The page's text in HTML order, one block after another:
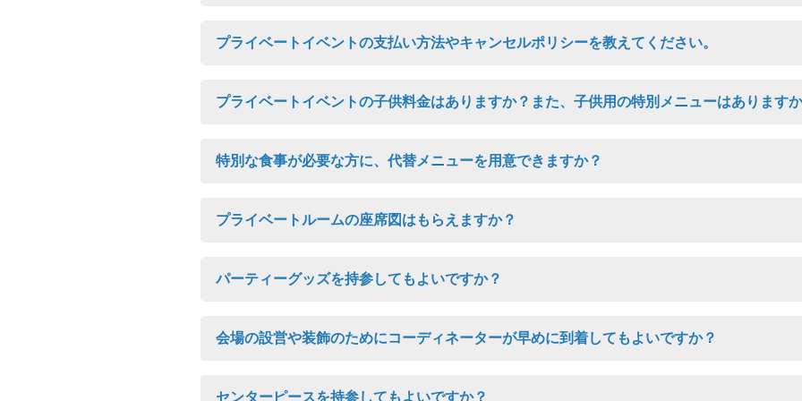
プライベートイベントの支払い方法やキャンセルポリシーを教えてください。
プライベートイベントの子供料金はありますか？また、子供用の特別メニューはあります
特別な食事が必要な方に、代替メニューを用意できますか？
プライベートルームの座席図はもらえますか？
パーティーグッズを持参してもよいですか？
会場の設営や装飾のためにコーディネーターが早めに到着してもよいですか？
センターピースを持参してもよいですか？